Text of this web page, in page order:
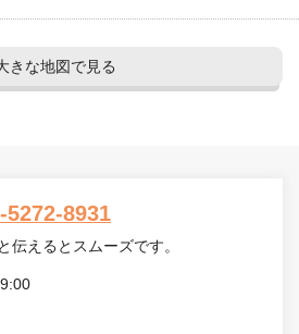
きな地図で見る
5272-8931
えるとスムーズです。